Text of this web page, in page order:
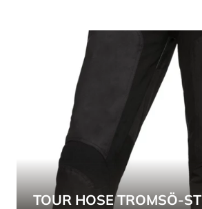
TOUR HOSE TROMSÖ-ST